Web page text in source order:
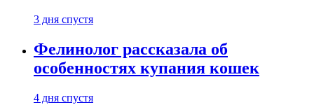
3 дня спустя
Фелинолог рассказала об
особенностях купания кошек
4 дня спустя